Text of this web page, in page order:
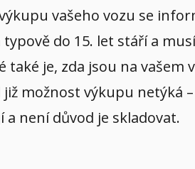
vašeho vozu se
do 15. let stáří a
také je, zda jsou na
možnost výkupu netýká
a není důvod je skladovat.